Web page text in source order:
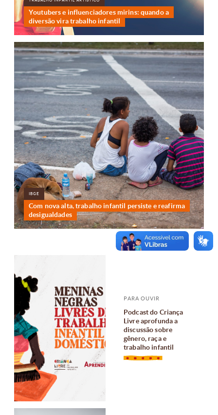
Youtubers e influenciadores mirins: quando a
diversão vira trabalho infantil
IBGE
Com nova alta, trabalho infantil persiste e reafirma
desigualdades
PARA OUVIR
Podcast do Criança
Livre aprofunda a
discussão sobre
gênero, raça e
trabalho infantil